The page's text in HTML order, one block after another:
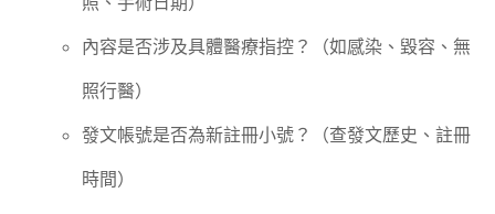
內容是否涉及具體醫療指控？（如感染、毀容、無
照行醫）
發文帳號是否為新註冊小號？（查發文歷史、註冊
時間）